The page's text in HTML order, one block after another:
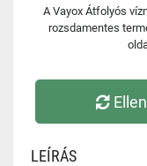
A Vayox Átfolyós
rozsdamentes
LEÍRÁS